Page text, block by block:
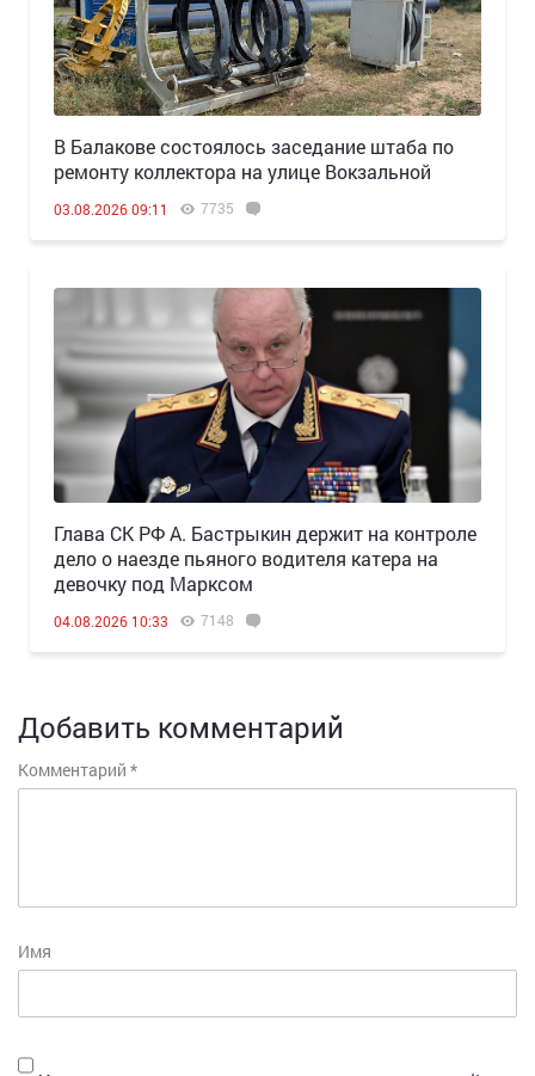
В Балакове состоялось заседание штаба по
ремонту коллектора на улице Вокзальной
03.08.2026 09:11 7735
Глава СК РФ А. Бастрыкин держит на контроле
дело о наезде пьяного водителя катера на
девочку под Марксом
04.08.2026 10:33 7148
Добавить комментарий
Комментарий *
Имя